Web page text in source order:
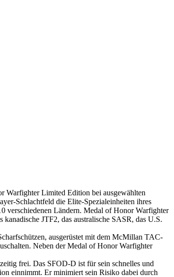
Warfighter Limited Edition bei ausgewählten
Schlachtfeld die Elite-Spezialeinheiten ihres
verschiedenen Ländern. Medal of Honor Warfighter
JTF2, das australische SASR, das U.S.
ausgerüstet mit dem McMillan TAC-
Neben der Medal of Honor Warfighter
frei. Das SFOD-D ist für sein schnelles und
einnimmt. Er minimiert sein Risiko dabei durch